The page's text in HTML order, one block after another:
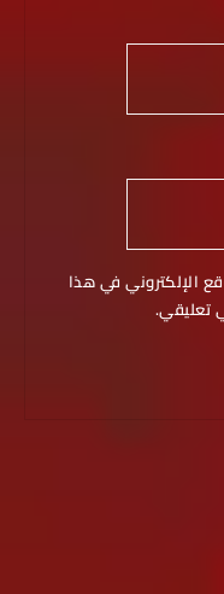
الإلكتروني في هذا
تعليقي.